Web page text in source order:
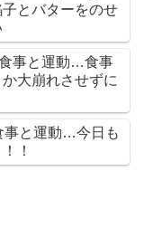
とバターをのせ
事と運動…食事
大崩れさせずに
事と運動…今日も
！